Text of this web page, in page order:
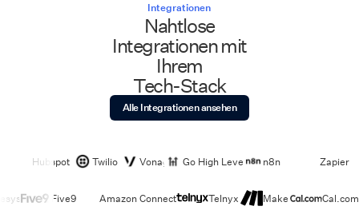
Integrationen
Nahtlose
Integrationen mit
Ihrem
Tech-Stack
Alle Integrationen ansehen
Hubspot Twilio Vonage Go High Level n8n Zapier
Five9 Amazon Connect Telnyx Make Cal.com